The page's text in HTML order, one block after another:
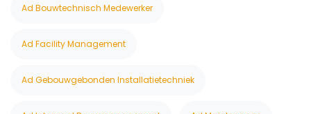
Ad Bouwtechnisch Medewerker
Ad Facility Management
Ad Gebouwgebonden Installatietechniek